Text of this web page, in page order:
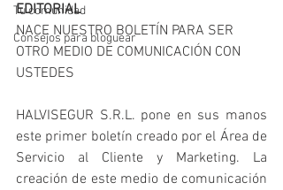
Tu comunidad
Consejos para bloguear
EDITORIAL
NACE NUESTRO BOLETÍN PARA SER
OTRO MEDIO DE COMUNICACIÓN CON
USTEDES
HALVISEGUR S.R.L. pone en sus manos
este primer boletín creado por el Área de
Servicio al Cliente y Marketing. La
creación de este medio de comunicación